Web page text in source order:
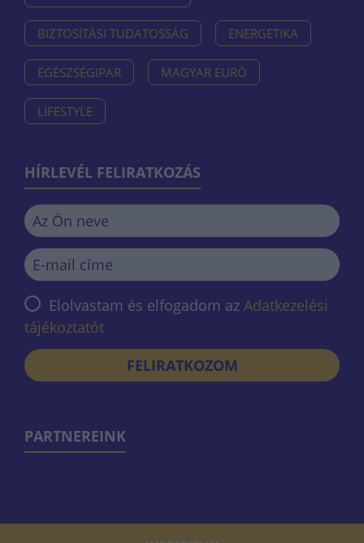
BIZTOSÍTÁSI TUDATOSSÁG ENERGETIKA
EGÉSZSÉGIPAR MAGYAR EURÓ
LIFESTYLE
HÍRLEVÉL FELIRATKOZÁS
Elolvastam és elfogadom az Adatkezelési
tájékoztatót
FELIRATKOZOM
PARTNEREINK